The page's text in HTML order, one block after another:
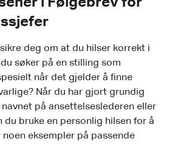
deg om at du hilser korrekt i
søker på en stilling som
når det gjelder å finne
Når du har gjort grundig
på ansettelseslederen eller
du bruke en personlig hilsen for å
eksempler på passende